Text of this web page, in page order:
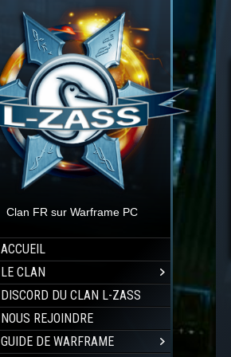
Clan FR sur Warframe PC
ACCUEIL
LE CLAN
DISCORD DU CLAN L-ZASS
NOUS REJOINDRE
GUIDE DE WARFRAME